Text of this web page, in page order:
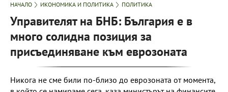
НАЧАЛО ИКОНОМИКА И ПОЛИТИКА ПОЛИТИКА
Управителят на БНБ: България е в
много солидна позиция за
присъединяване към еврозоната
Никога не сме били по-близо до еврозоната от момента,